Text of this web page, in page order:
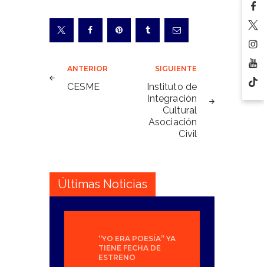
Navegación
de
ANTERIOR
CESME
SIGUIENTE
Instituto de
Integración
Cultural
Asociación
Civil
Últimas Noticias
“YO ERA POESÍA” YA
TIENE FECHA DE
ESTRENO